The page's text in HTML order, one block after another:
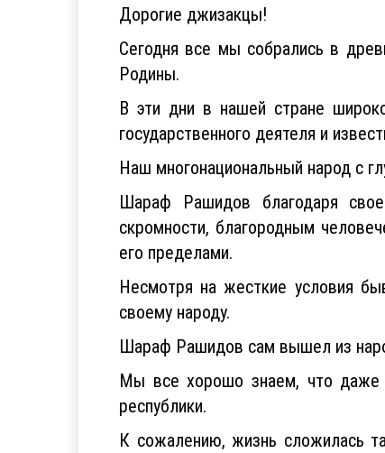
Дорогие джизакцы!
Сегодня все мы собрались в
Родины.
В эти дни в нашей стране
государственного деятеля и
Наш многонациональный народ с
Шараф Рашидов благодаря
скромности, благородным
его пределами.
Несмотря на жесткие условия
своему народу.
Шараф Рашидов сам вышел из
Мы все хорошо знаем, что даже
республики.
К сожалению, жизнь сложилась